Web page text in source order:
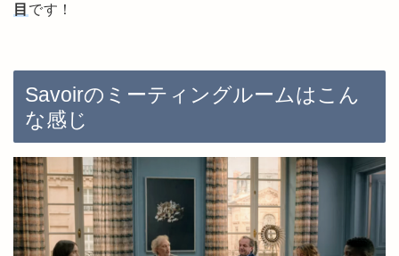
目 です！
Savoirのミーティングルームはこん
な感じ